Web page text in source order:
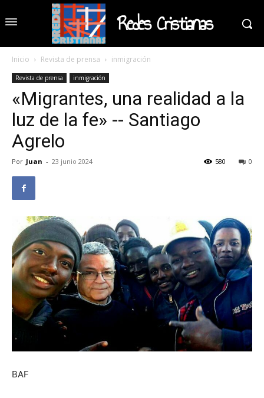
Redes Cristianas
Inicio Revista de prensa inmigración
Revista de prensa inmigración
«Migrantes, una realidad a la
luz de la fe» -- Santiago
Agrelo
Por Juan - 23 junio 2024 0
580
BAF